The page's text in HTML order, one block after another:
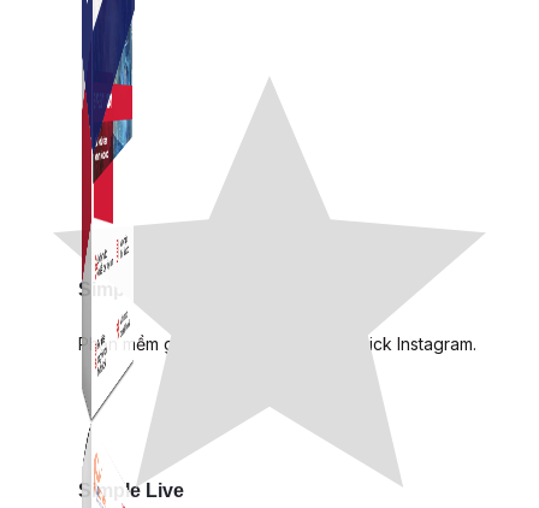
Simple Live
Simple Instagram
Phần mềm gửi follow, nhắn tin, nuôi nick Instagram.